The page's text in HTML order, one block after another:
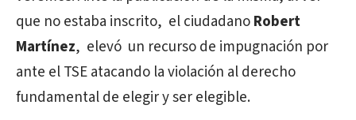
que no estaba inscrito, el ciudadanoRobert
Martínez, elevó un recurso de impugnación por
ante el TSE atacando la violación al derecho
fundamental de elegir y ser elegible.